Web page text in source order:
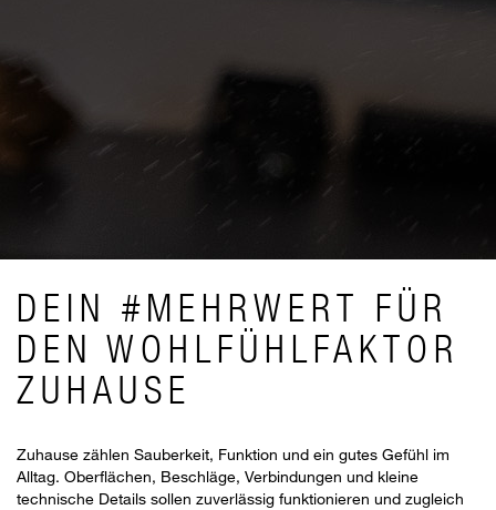
DEIN #MEHRWERT FÜR
DEN WOHLFÜHLFAKTOR
ZUHAUSE
Zuhause zählen Sauberkeit, Funktion und ein gutes Gefühl im
Alltag. Oberflächen, Beschläge, Verbindungen und kleine
technische Details sollen zuverlässig funktionieren und zugleich